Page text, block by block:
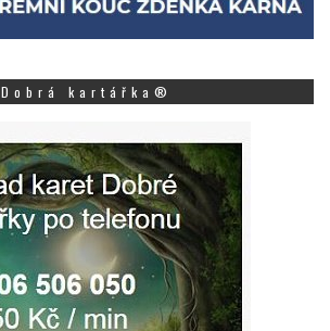
Dobrá kartářka®